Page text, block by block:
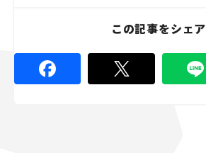
%
この記事をシェア